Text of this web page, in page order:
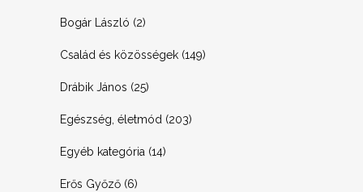
Bogár László (2)
Család és közösségek (149)
Drábik János (25)
Egészség, életmód (203)
Egyéb kategória (14)
Erős Győző (6)